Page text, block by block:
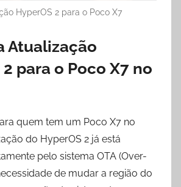
HyperOS 2 para o Poco X7
Atualização
para o Poco X7 no
quem tem um Poco X7 no
do HyperOS 2 já está
pelo sistema OTA (Over-
de mudar a região do